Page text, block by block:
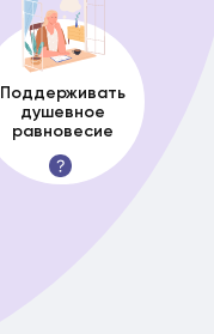
Поддерживать
душевное
равновесие